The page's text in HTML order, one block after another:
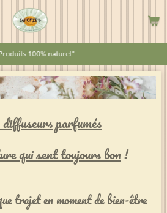
100% naturel*
parfumés
qui sent toujours bon!
trajet en moment de bien-être